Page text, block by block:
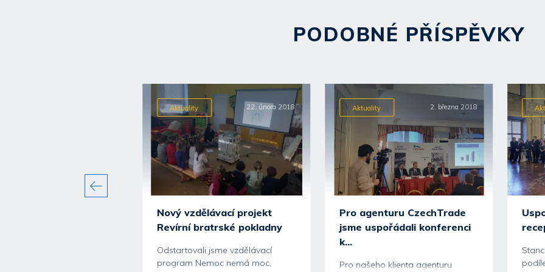
PODOBNÉ PŘÍSPĚVKY
Aktuality 22. února 2018
Nový vzdělávací projekt
Revírní bratrské pokladny
Odstartovali jsme vzdělávací
program Nemoc nemá moc,
Aktuality 2. března 2018
Pro agenturu CzechTrade
jsme uspořádali konferenci
k...
Pro našeho klienta agenturu